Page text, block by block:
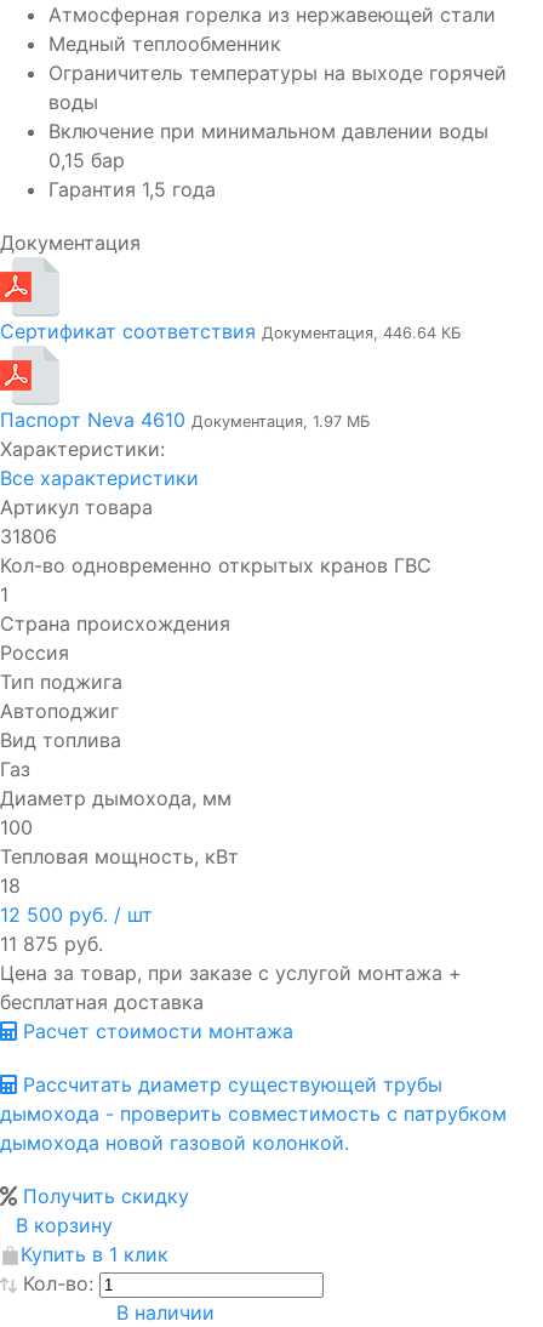
Атмосферная горелка из нержавеющей стали
Медный теплообменник
Ограничитель температуры на выходе горячей
воды
Включение при минимальном давлении воды
0,15 бар
Гарантия 1,5 года
Документация
Сертификат соответствия Документация, 446.64 КБ
Паспорт Neva 4610 Документация, 1.97 МБ
Характеристики:
Все характеристики
Артикул товара
31806
Кол-во одновременно открытых кранов ГВС
1
Страна происхождения
Россия
Тип поджига
Автоподжиг
Вид топлива
Газ
Диаметр дымохода, мм
100
Тепловая мощность, кВт
18
12 500 руб. / шт
11 875 руб.
Цена за товар, при заказе с услугой монтажа +
бесплатная доставка
Расчет стоимости монтажа
Рассчитать диаметр существующей трубы
дымохода - проверить совместимость с патрубком
дымохода новой газовой колонкой.
Получить скидку
В корзину
Купить в 1 клик
Кол-во:
В наличии